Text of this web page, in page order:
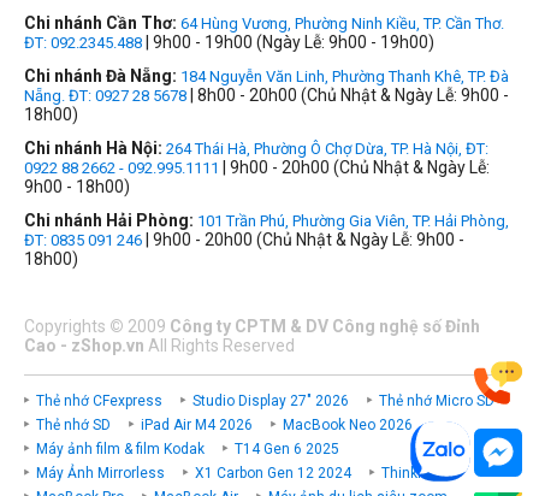
Chi nhánh Cần Thơ: 64 Hùng Vương, Phường Ninh Kiều, TP. Cần Thơ.
ĐT: 092.2345.488 | 9h00 - 19h00 (Ngày Lễ: 9h00 - 19h00)
Chi nhánh Đà Nẵng: 184 Nguyễn Văn Linh, Phường Thanh Khê, TP. Đà
Nẵng. ĐT: 0927 28 5678 | 8h00 - 20h00 (Chủ Nhật & Ngày Lễ: 9h00 -
18h00)
Chi nhánh Hà Nội: 264 Thái Hà, Phường Ô Chợ Dừa, TP. Hà Nội, ĐT:
0922 88 2662 - 092.995.1111
| 9h00 - 20h00 (Chủ Nhật & Ngày Lễ:
9h00 - 18h00)
Chi nhánh Hải Phòng: 101 Trần Phú, Phường Gia Viên, TP. Hải Phòng,
ĐT: 0835 091 246 | 9h00 - 20h00 (Chủ Nhật & Ngày Lễ: 9h00 -
18h00)
Copyrights © 2009 Công ty CPTM & DV Công nghệ số Đỉnh
Cao - zShop.vn All Rights Reserved
Thẻ nhớ CFexpress Studio Display 27" 2026
Thẻ nhớ Micro SD
Thẻ nhớ SD
iPad Air M4 2026
MacBook Neo 2026
Máy ảnh film & film Kodak
T14 Gen 6 2025
Máy Ảnh Mirrorless
X1 Carbon Gen 12 2024
ThinkPad P